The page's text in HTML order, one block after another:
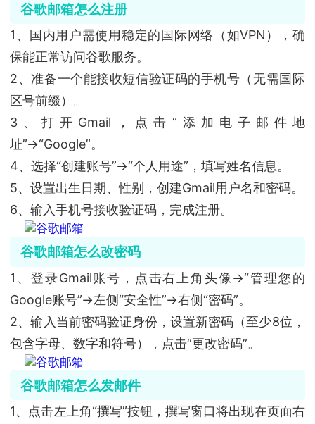
谷歌邮箱怎么注册
1、国内用户需使用稳定的国际网络（如VPN），确
保能正常访问谷歌服务。
2、准备一个能接收短信验证码的手机号（无需国际
区号前缀）。
3、打开Gmail，点击“添加电子邮件地
址”→“Google”。
4、选择“创建账号”→“个人用途”，填写姓名信息。
5、设置出生日期、性别，创建Gmail用户名和密码。
6、输入手机号接收验证码，完成注册。
谷歌邮箱怎么改密码
1、登录Gmail账号，点击右上角头像→“管理您的
Google账号”→左侧“安全性”→右侧“密码”。
2、输入当前密码验证身份，设置新密码（至少8位，
包含字母、数字和符号），点击“更改密码”。
谷歌邮箱怎么发邮件
1、点击左上角“撰写”按钮，撰写窗口将出现在页面右